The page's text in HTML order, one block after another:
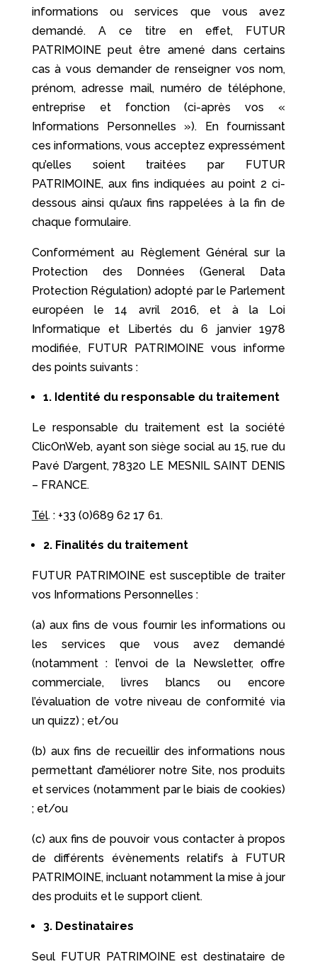
informations ou services que vous avez
demandé. A ce titre en effet, FUTUR
PATRIMOINE peut être amené dans certains
cas à vous demander de renseigner vos nom,
prénom, adresse mail, numéro de téléphone,
entreprise et fonction (ci-après vos «
Informations Personnelles »). En fournissant
ces informations, vous acceptez expressément
qu’elles soient traitées par FUTUR
PATRIMOINE, aux fins indiquées au point 2 ci-
dessous ainsi qu’aux fins rappelées à la fin de
chaque formulaire.
Conformément au Règlement Général sur la
Protection des Données (General Data
Protection Régulation) adopté par le Parlement
européen le 14 avril 2016, et à la Loi
Informatique et Libertés du 6 janvier 1978
modifiée, FUTUR PATRIMOINE vous informe
des points suivants :
1. Identité du responsable du traitement
Le responsable du traitement est la société
ClicOnWeb, ayant son siège social au 15, rue du
Pavé D’argent, 78320 LE MESNIL SAINT DENIS
– FRANCE.
Tél. : +33 (0)689 62 17 61.
2. Finalités du traitement
FUTUR PATRIMOINE est susceptible de traiter
vos Informations Personnelles :
(a) aux fins de vous fournir les informations ou
les services que vous avez demandé
(notamment : l’envoi de la Newsletter, offre
commerciale, livres blancs ou encore
l’évaluation de votre niveau de conformité via
un quizz) ; et/ou
(b) aux fins de recueillir des informations nous
permettant d’améliorer notre Site, nos produits
et services (notamment par le biais de cookies)
; et/ou
(c) aux fins de pouvoir vous contacter à propos
de différents évènements relatifs à FUTUR
PATRIMOINE, incluant notamment la mise à jour
des produits et le support client.
3. Destinataires
Seul FUTUR PATRIMOINE est destinataire de